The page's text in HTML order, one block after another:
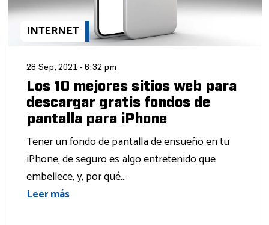
INTERNET
28 Sep, 2021 - 6:32 pm
Los 10 mejores sitios web para
descargar gratis fondos de
pantalla para iPhone
Tener un fondo de pantalla de ensueño en tu
iPhone, de seguro es algo entretenido que
embellece, y, por qué...
Leer más